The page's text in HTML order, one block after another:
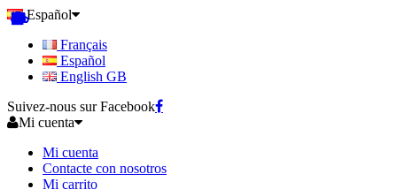
Español
Français
Español
English GB
Suivez-nous sur Facebook
Mi cuenta
Mi cuenta
Contacte con nosotros
Mi carrito